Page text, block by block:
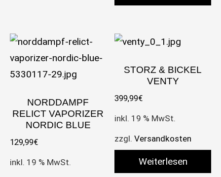
NORDDAMPF
RELICT VAPORIZER
NORDIC BLUE
129,99€
inkl. 19 % MwSt.
STORZ & BICKEL
VENTY
399,99€
inkl. 19 % MwSt.
zzgl.Versandkosten
Weiterlesen